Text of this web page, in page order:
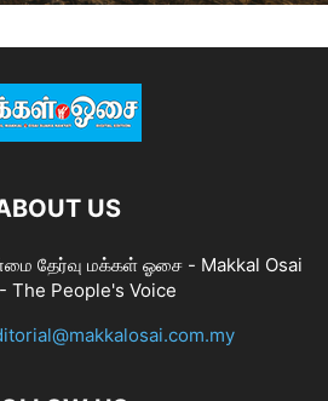
US
தேர்வு மக்கள் ஓசை - Makkal Osai
The People's Voice